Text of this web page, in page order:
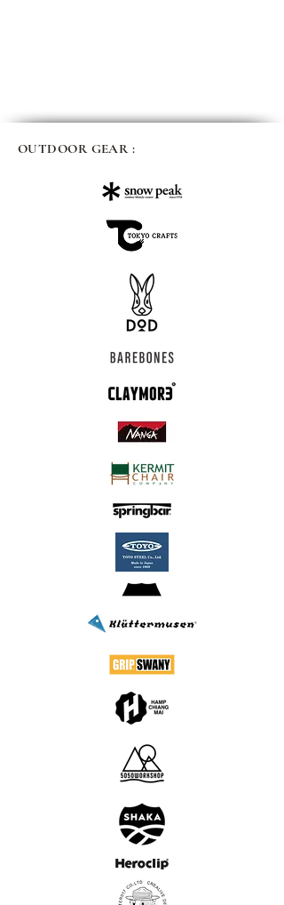
OUTDOOR GEAR :